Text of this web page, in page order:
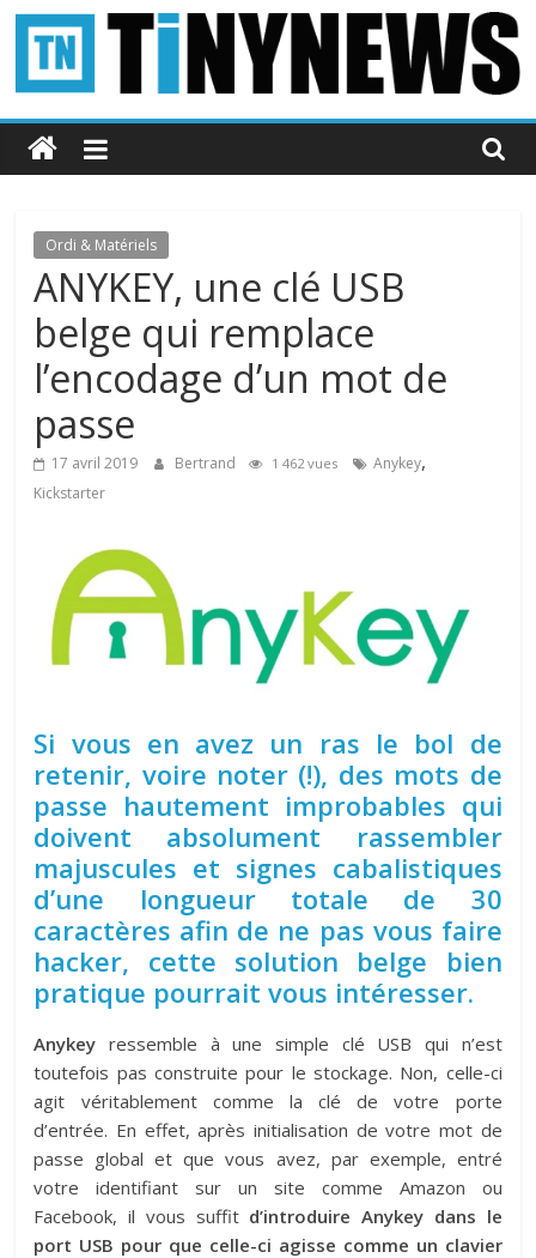
Passer
contenu
Tinynews
Le
belge
connecté
Ordi & Matériels
ANYKEY, une clé USB
belge qui remplace
l’encodage d’un mot de
passe
17 avril 2019 Bertrand 1 462 vues Anykey,
Kickstarter
Si vous en avez un ras le bol de
retenir, voire noter (!), des mots de
passe hautement improbables qui
doivent absolument rassembler
majuscules et signes cabalistiques
d’une longueur totale de 30
caractères afin de ne pas vous faire
hacker, cette solution belge bien
pratique pourrait vous intéresser.
Anykey ressemble à une simple clé USB qui n’est
toutefois pas construite pour le stockage. Non, celle-ci
agit véritablement comme la clé de votre porte
d’entrée. En effet, après initialisation de votre mot de
passe global et que vous avez, par exemple, entré
votre identifiant sur un site comme Amazon ou
Facebook, il vous suffit d’introduire Anykey dans le
port USB pour que celle-ci agisse comme un clavier